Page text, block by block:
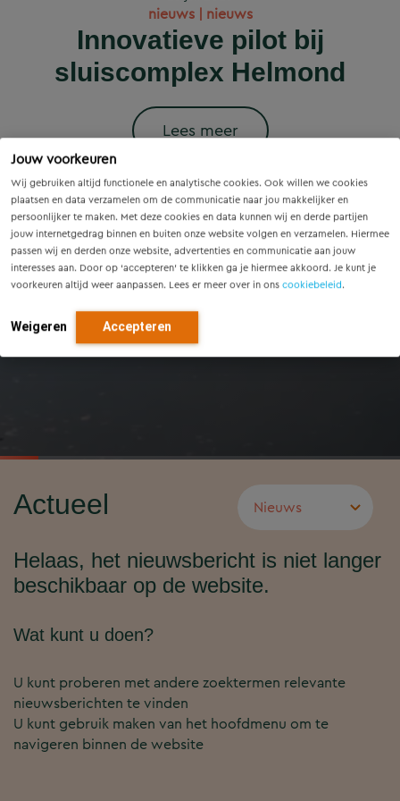
Jouw voorkeuren
Wij gebruiken altijd functionele en analytische cookies. Ook willen we cookies
plaatsen en data verzamelen om de communicatie naar jou makkelijker en
persoonlijker te maken. Met deze cookies en data kunnen wij en derde partijen
jouw internetgedrag binnen en buiten onze website volgen en verzamelen. Hiermee
passen wij en derden onze website, advertenties en communicatie aan jouw
interesses aan. Door op ‘accepteren’ te klikken ga je hiermee akkoord. Je kunt je
voorkeuren altijd weer aanpassen. Lees er meer over in ons cookiebeleid.
Weigeren Accepteren
woningbouwprojecten
krijgen straks
voorrang op het
stroomnet?
Lees meer
nieuws | nieuws
Innovatieve pilot bij
sluiscomplex Helmond
Lees meer
Slim onderzoek
voorkomt onnodige
vervanging van
Eindhovense tunnel
Voorzieningenscan
Drenthe: inzicht voor
vandaag, richting voor
morgen
Wet versterking regie
volkshuisvesting in
werking: wat betekent
dit voor gemeenten?
Actueel
Helaas, het nieuwsbericht is niet langer
beschikbaar op de website.
Wat kunt u doen?
U kunt proberen met andere zoektermen relevante
nieuwsberichten te vinden
U kunt gebruik maken van het hoofdmenu om te
navigeren binnen de website